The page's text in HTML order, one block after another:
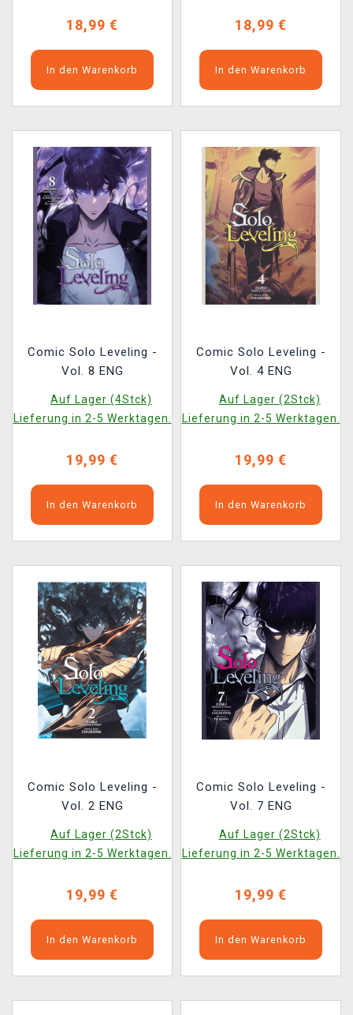
18,99 €
In den Warenkorb
18,99 €
In den Warenkorb
Comic Solo Leveling -
Vol. 8 ENG
Auf Lager (4Stck)
Lieferung in 2-5 Werktagen.
19,99 €
In den Warenkorb
Comic Solo Leveling -
Vol. 4 ENG
Auf Lager (2Stck)
Lieferung in 2-5 Werktagen.
19,99 €
In den Warenkorb
Comic Solo Leveling -
Vol. 2 ENG
Auf Lager (2Stck)
Lieferung in 2-5 Werktagen.
19,99 €
In den Warenkorb
Comic Solo Leveling -
Vol. 7 ENG
Auf Lager (2Stck)
Lieferung in 2-5 Werktagen.
19,99 €
In den Warenkorb